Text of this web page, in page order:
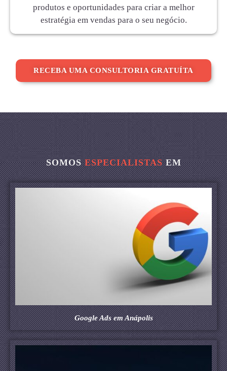
produtos e oportunidades para criar a melhor
estratégia em vendas para o seu negócio.
RECEBA UMA CONSULTORIA GRATUÍTA
SOMOSESPECIALISTASEM
Google Ads em Anápolis